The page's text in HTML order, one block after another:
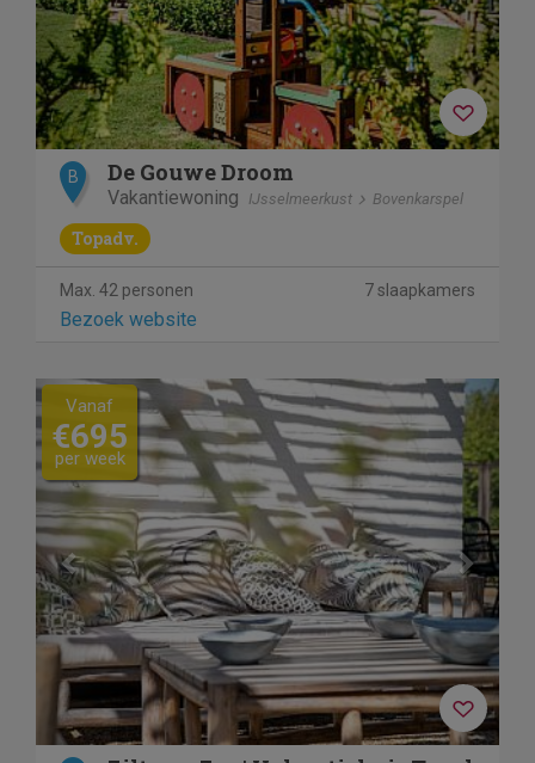
B De Gouwe Droom
Vakantiewoning IJsselmeerkust Bovenkarspel
Topadv.
Max. 42 personen 7 slaapkamers
Bezoek website
Previous Next
Vanaf
€695
per week